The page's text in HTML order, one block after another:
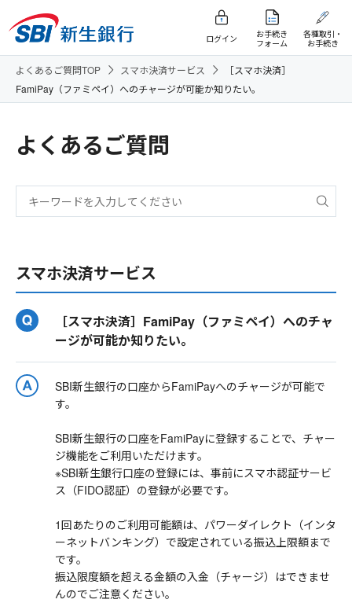
ログイン
お手続き
フォーム
各種取引・
お手続き
よくあるご質問TOP スマホ決済サービス
［スマホ決済］
FamiPay（ファミペイ）へのチャージが可能か知りたい。
よくあるご質問
スマホ決済サービス
［スマホ決済］FamiPay（ファミペイ）へのチャ
ージが可能か知りたい。
SBI新生銀行の口座からFamiPayへのチャージが可能で
す。
SBI新生銀行の口座をFamiPayに登録することで、チャー
ジ機能をご利用いただけます。
※SBI新生銀行口座の登録には、事前にスマホ認証サービ
ス（FIDO認証）の登録が必要です。
1回あたりのご利用可能額は、パワーダイレクト（インタ
ーネットバンキング）で設定されている振込上限額まで
です。
振込限度額を超える金額の入金（チャージ）はできませ
んのでご注意ください。